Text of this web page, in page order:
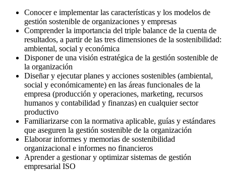
Conocer e implementar las características y los modelos de
gestión sostenible de organizaciones y empresas
Comprender la importancia del triple balance de la cuenta de
resultados, a partir de las tres dimensiones de la sostenibilidad:
ambiental, social y económica
Disponer de una visión estratégica de la gestión sostenible de
la organización
Diseñar y ejecutar planes y acciones sostenibles (ambiental,
social y económicamente) en las áreas funcionales de la
empresa (producción y operaciones, marketing, recursos
humanos y contabilidad y finanzas) en cualquier sector
productivo
Familiarizarse con la normativa aplicable, guías y estándares
que aseguren la gestión sostenible de la organización
Elaborar informes y memorias de sostenibilidad
organizacional e informes no financieros
Aprender a gestionar y optimizar sistemas de gestión
empresarial ISO